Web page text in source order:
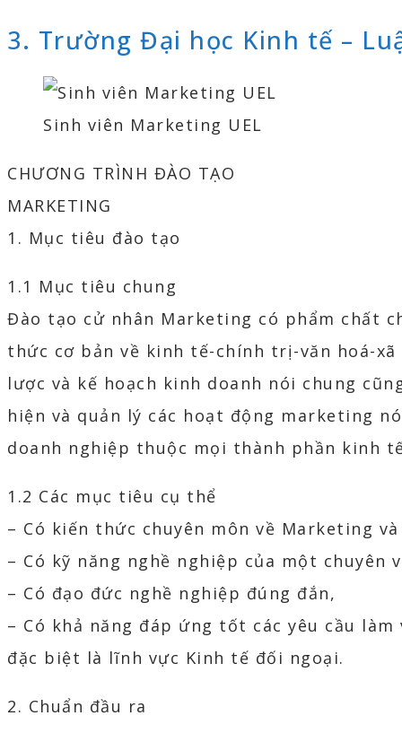
3. Trường Đại học Kinh tế –
Sinh viên Marketing UEL
CHƯƠNG TRÌNH ĐÀO TẠO
MARKETING
1. Mục tiêu đào tạo
1.1 Mục tiêu chung
Đào tạo cử nhân Marketing có phẩm chất
thức cơ bản về kinh tế-chính trị-văn hoá-
lược và kế hoạch kinh doanh nói chung
hiện và quản lý các hoạt động marketing
doanh nghiệp thuộc mọi thành phần kinh
1.2 Các mục tiêu cụ thể
– Có kiến thức chuyên môn về Marketing
– Có kỹ năng nghề nghiệp của một
– Có đạo đức nghề nghiệp đúng đắn,
– Có khả năng đáp ứng tốt các yêu cầu
đặc biệt là lĩnh vực Kinh tế đối ngoại.
2. Chuẩn đầu ra